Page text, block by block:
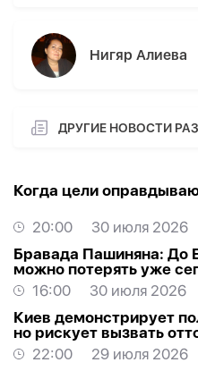
Нигяр Алиева
ДРУГИЕ НОВОСТИ
Когда цели
20:00
30 июля 2026
Бравада Пашиняна: До
можно потерять уже
16:00
30 июля 2026
Киев демонстрирует
но рискует вызвать
ВЗГЛЯД
22:00
29 июля 2026